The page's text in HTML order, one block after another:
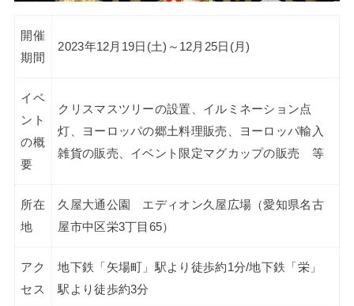
開催
期間
2023年12月19日(土)～12月25日(月)
イベ
ント
の概
要
クリスマスツリーの設置、イルミネーション点
灯、ヨーロッパの郷土料理販売、ヨーロッパ輸入
雑貨の販売、イベント限定マグカップの販売 等
所在
地
久屋大通公園 エディオン久屋広場（愛知県名古
屋市中区栄3丁目65）
アク
セス
地下鉄「矢場町」駅より徒歩約1分/地下鉄「栄」
駅より徒歩約3分